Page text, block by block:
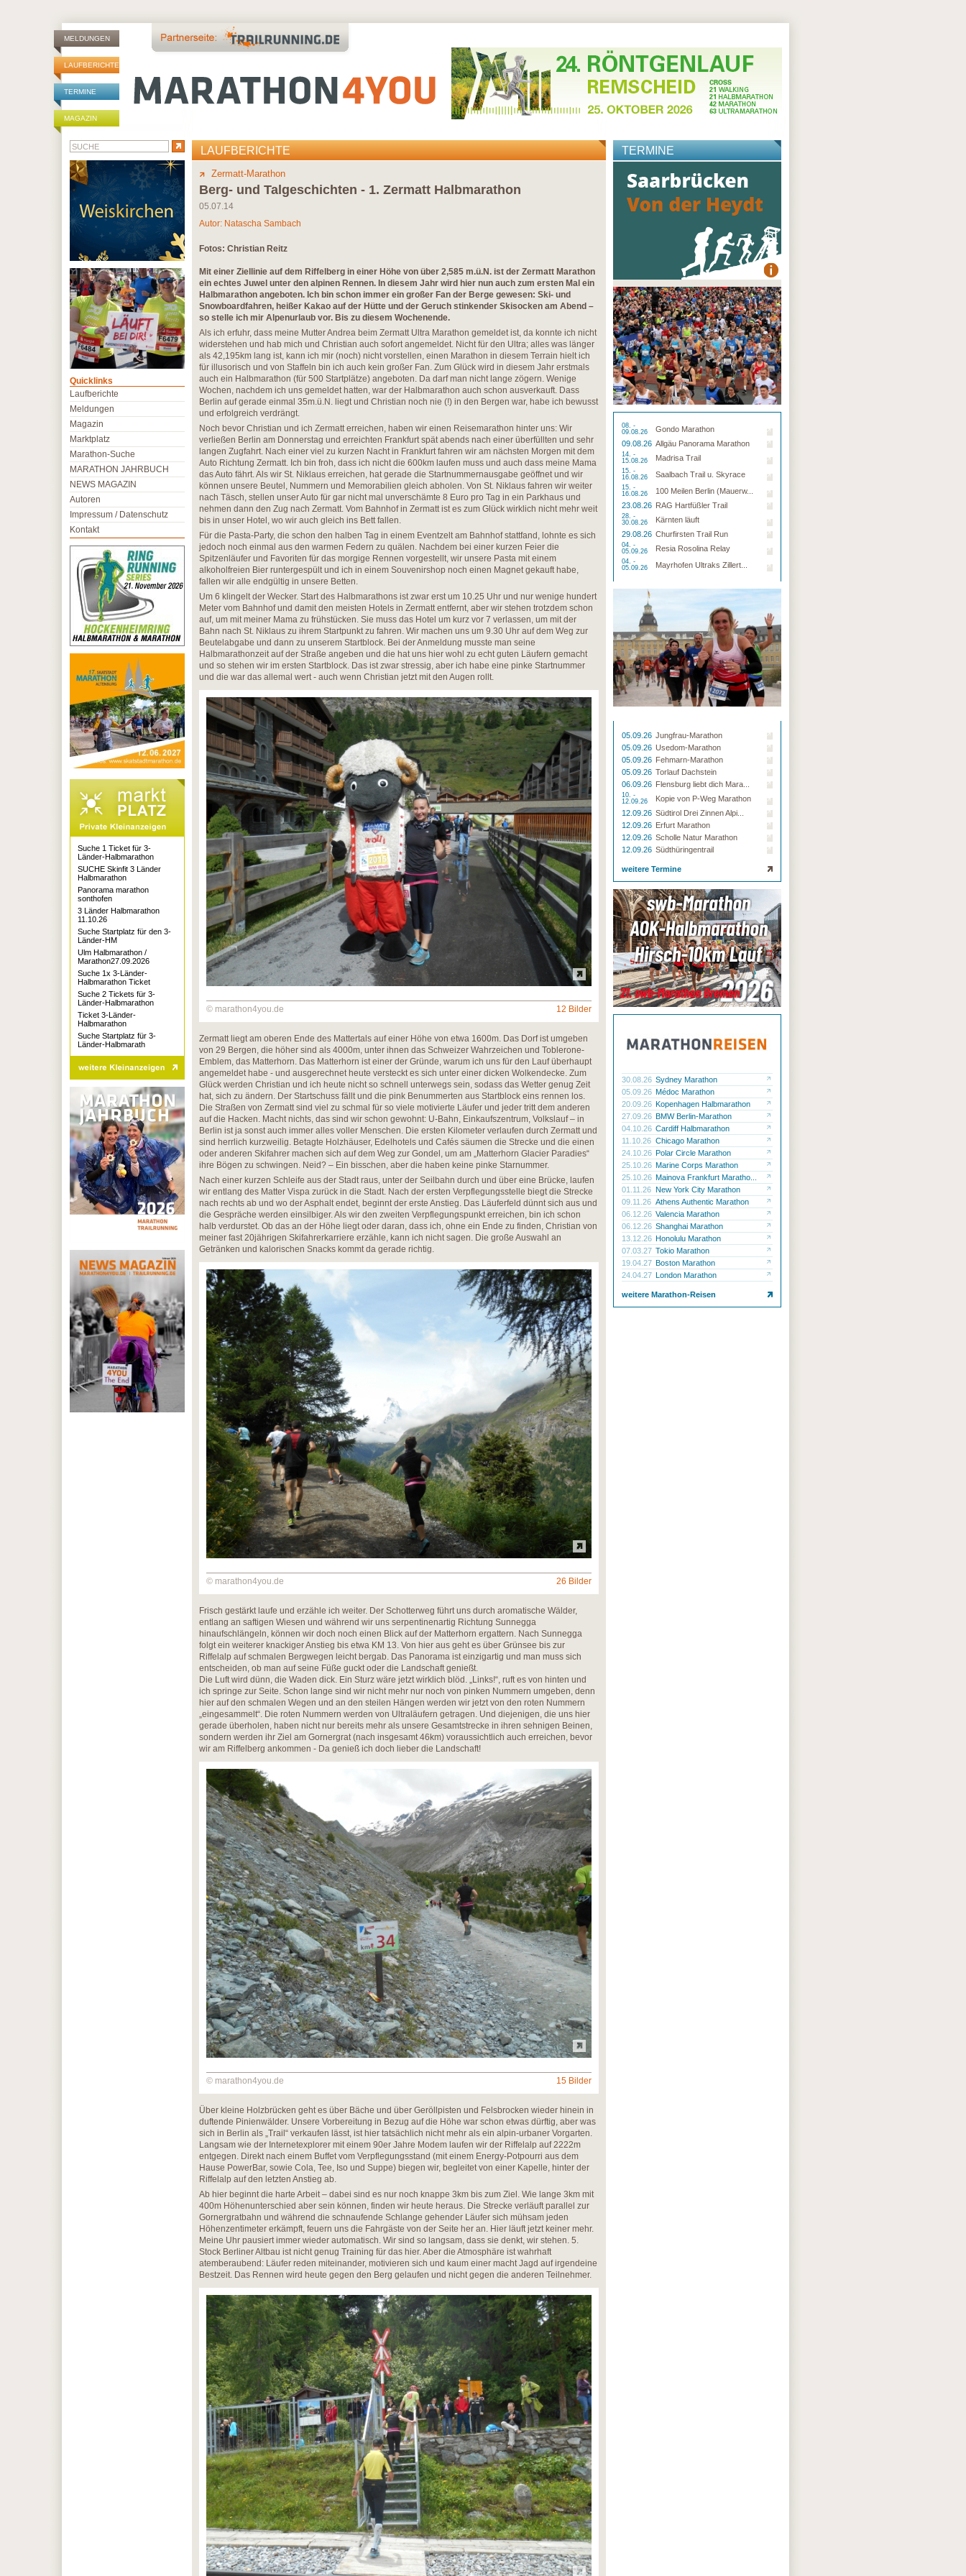
MELDUNGEN
LAUFBERICHTE
TERMINE
MAGAZIN
LAUFBERICHTE
Zermatt-Marathon
Berg- und Talgeschichten - 1. Zermatt Halbmarathon
05.07.14
Autor: Natascha Sambach
Fotos: Christian Reitz
Mit einer Ziellinie auf dem Riffelberg in einer Höhe von über 2,585 m.ü.N. ist der Zermatt Marathon
ein echtes Juwel unter den alpinen Rennen. In diesem Jahr wird hier nun auch zum ersten Mal ein
Halbmarathon angeboten. Ich bin schon immer ein großer Fan der Berge gewesen: Ski- und
Snowboardfahren, heißer Kakao auf der Hütte und der Geruch stinkender Skisocken am Abend –
so stelle ich mir Alpenurlaub vor. Bis zu diesem Wochenende.
Als ich erfuhr, dass meine Mutter Andrea beim Zermatt Ultra Marathon gemeldet ist, da konnte ich nicht
widerstehen und hab mich und Christian auch sofort angemeldet. Nicht für den Ultra; alles was länger
als 42,195km lang ist, kann ich mir (noch) nicht vorstellen, einen Marathon in diesem Terrain hielt ich
für illusorisch und von Staffeln bin ich auch kein großer Fan. Zum Glück wird in diesem Jahr erstmals
auch ein Halbmarathon (für 500 Startplätze) angeboten. Da darf man nicht lange zögern. Wenige
Wochen, nachdem ich uns gemeldet hatten, war der Halbmarathon auch schon ausverkauft. Dass
Berlin auf gerade einmal 35m.ü.N. liegt und Christian noch nie (!) in den Bergen war, habe ich bewusst
und erfolgreich verdrängt.
Noch bevor Christian und ich Zermatt erreichen, haben wir einen Reisemarathon hinter uns: Wir
verließen Berlin am Donnerstag und erreichten Frankfurt spät abends nach einer überfüllten und sehr
langen Zugfahrt. Nach einer viel zu kurzen Nacht in Frankfurt fahren wir am nächsten Morgen mit dem
Auto Richtung Zermatt. Ich bin froh, dass ich nicht die 600km laufen muss und auch dass meine Mama
das Auto fährt. Als wir St. Niklaus erreichen, hat gerade die Startnummernausgabe geöffnet und wir
können unsere Beutel, Nummern und Memorabilien gleich abholen. Von St. Niklaus fahren wir weiter
nach Täsch, stellen unser Auto für gar nicht mal unverschämte 8 Euro pro Tag in ein Parkhaus und
nehmen dann den Zug nach Zermatt. Vom Bahnhof in Zermatt ist es zum Glück wirklich nicht mehr weit
bis in unser Hotel, wo wir auch gleich ins Bett fallen.
Für die Pasta-Party, die schon den halben Tag in einem Eventzelt am Bahnhof stattfand, lohnte es sich
jedoch noch einmal aus den warmen Federn zu quälen. Nachdem bei einer kurzen Feier die
Spitzenläufer und Favoriten für das morgige Rennen vorgestellt, wir unsere Pasta mit einem
alkoholfreien Bier runtergespült und ich in einem Souvenirshop noch einen Magnet gekauft habe,
fallen wir alle endgültig in unsere Betten.
Um 6 klingelt der Wecker. Start des Halbmarathons ist zwar erst um 10.25 Uhr und nur wenige hundert
Meter vom Bahnhof und damit den meisten Hotels in Zermatt entfernt, aber wir stehen trotzdem schon
auf, um mit meiner Mama zu frühstücken. Sie muss das Hotel um kurz vor 7 verlassen, um mit der
Bahn nach St. Niklaus zu ihrem Startpunkt zu fahren. Wir machen uns um 9.30 Uhr auf dem Weg zur
Beutelabgabe und dann zu unserem Startblock. Bei der Anmeldung musste man seine
Halbmarathonzeit auf der Straße angeben und die hat uns hier wohl zu echt guten Läufern gemacht
und so stehen wir im ersten Startblock. Das ist zwar stressig, aber ich habe eine pinke Startnummer
und die war das allemal wert - auch wenn Christian jetzt mit den Augen rollt.
© marathon4you.de 12 Bilder
Zermatt liegt am oberen Ende des Mattertals auf einer Höhe von etwa 1600m. Das Dorf ist umgeben
von 29 Bergen, die höher sind als 4000m, unter ihnen das Schweizer Wahrzeichen und Toblerone-
Emblem, das Matterhorn. Das Matterhorn ist einer der Gründe, warum ich uns für den Lauf überhaupt
angemeldet habe - und ausgerechnet heute versteckt es sich unter einer dicken Wolkendecke. Zum
Glück werden Christian und ich heute nicht so schnell unterwegs sein, sodass das Wetter genug Zeit
hat, sich zu ändern. Der Startschuss fällt und die pink Benummerten aus Startblock eins rennen los.
Die Straßen von Zermatt sind viel zu schmal für so viele motivierte Läufer und jeder tritt dem anderen
auf die Hacken. Macht nichts, das sind wir schon gewohnt: U-Bahn, Einkaufszentrum, Volkslauf – in
Berlin ist ja sonst auch immer alles voller Menschen. Die ersten Kilometer verlaufen durch Zermatt und
sind herrlich kurzweilig. Betagte Holzhäuser, Edelhotels und Cafés säumen die Strecke und die einen
oder anderen Skifahrer machen sich auf dem Weg zur Gondel, um am „Matterhorn Glacier Paradies“
ihre Bögen zu schwingen. Neid? – Ein bisschen, aber die haben keine pinke Starnummer.
Nach einer kurzen Schleife aus der Stadt raus, unter der Seilbahn durch und über eine Brücke, laufen
wir entlang des Matter Vispa zurück in die Stadt. Nach der ersten Verpflegungsstelle biegt die Strecke
nach rechts ab und wo der Asphalt endet, beginnt der erste Anstieg. Das Läuferfeld dünnt sich aus und
die Gespräche werden einsilbiger. Als wir den zweiten Verpflegungspunkt erreichen, bin ich schon
halb verdurstet. Ob das an der Höhe liegt oder daran, dass ich, ohne ein Ende zu finden, Christian von
meiner fast 20jährigen Skifahrerkarriere erzähle, kann ich nicht sagen. Die große Auswahl an
Getränken und kalorischen Snacks kommt da gerade richtig.
© marathon4you.de 26 Bilder
Frisch gestärkt laufe und erzähle ich weiter. Der Schotterweg führt uns durch aromatische Wälder,
entlang an saftigen Wiesen und während wir uns serpentinenartig Richtung Sunnegga
hinaufschlängeln, können wir doch noch einen Blick auf der Matterhorn ergattern. Nach Sunnegga
folgt ein weiterer knackiger Anstieg bis etwa KM 13. Von hier aus geht es über Grünsee bis zur
Riffelalp auf schmalen Bergwegen leicht bergab. Das Panorama ist einzigartig und man muss sich
entscheiden, ob man auf seine Füße guckt oder die Landschaft genießt.
Die Luft wird dünn, die Waden dick. Ein Sturz wäre jetzt wirklich blöd. „Links!“, ruft es von hinten und
ich springe zur Seite. Schon lange sind wir nicht mehr nur noch von pinken Nummern umgeben, denn
hier auf den schmalen Wegen und an den steilen Hängen werden wir jetzt von den roten Nummern
„eingesammelt“. Die roten Nummern werden von Ultraläufern getragen. Und diejenigen, die uns hier
gerade überholen, haben nicht nur bereits mehr als unsere Gesamtstrecke in ihren sehnigen Beinen,
sondern werden ihr Ziel am Gornergrat (nach insgesamt 46km) voraussichtlich auch erreichen, bevor
wir am Riffelberg ankommen - Da genieß ich doch lieber die Landschaft!
© marathon4you.de 15 Bilder
Über kleine Holzbrücken geht es über Bäche und über Geröllpisten und Felsbrocken wieder hinein in
duftende Pinienwälder. Unsere Vorbereitung in Bezug auf die Höhe war schon etwas dürftig, aber was
sich in Berlin als „Trail“ verkaufen lässt, ist hier tatsächlich nicht mehr als ein alpin-urbaner Vorgarten.
Langsam wie der Internetexplorer mit einem 90er Jahre Modem laufen wir der Riffelalp auf 2222m
entgegen. Direkt nach einem Buffet vom Verpflegungsstand (mit einem Energy-Potpourri aus dem
Hause PowerBar, sowie Cola, Tee, Iso und Suppe) biegen wir, begleitet von einer Kapelle, hinter der
Riffelalp auf den letzten Anstieg ab.
Ab hier beginnt die harte Arbeit – dabei sind es nur noch knappe 3km bis zum Ziel. Wie lange 3km mit
400m Höhenunterschied aber sein können, finden wir heute heraus. Die Strecke verläuft parallel zur
Gornergratbahn und während die schnaufende Schlange gehender Läufer sich mühsam jeden
Höhenzentimeter erkämpft, feuern uns die Fahrgäste von der Seite her an. Hier läuft jetzt keiner mehr.
Meine Uhr pausiert immer wieder automatisch. Wir sind so langsam, dass sie denkt, wir stehen. 5.
Stock Berliner Altbau ist nicht genug Training für das hier. Aber die Atmosphäre ist wahrhaft
atemberaubend: Läufer reden miteinander, motivieren sich und kaum einer macht Jagd auf irgendeine
Bestzeit. Das Rennen wird heute gegen den Berg gelaufen und nicht gegen die anderen Teilnehmer.
TERMINE
08. -
09.08.26
Gondo Marathon
09.08.26 Allgäu Panorama Marathon
14. -
15.08.26
Madrisa Trail
15. -
16.08.26
Saalbach Trail u. Skyrace
15. -
16.08.26
100 Meilen Berlin (Mauerw...
23.08.26 RAG Hartfüßler Trail
28. -
30.08.26
Kärnten läuft
29.08.26 Churfirsten Trail Run
04. -
05.09.26
Resia Rosolina Relay
04. -
05.09.26
Mayrhofen Ultraks Zillert...
05.09.26 Jungfrau-Marathon
05.09.26 Usedom-Marathon
05.09.26 Fehmarn-Marathon
05.09.26 Torlauf Dachstein
06.09.26 Flensburg liebt dich Mara...
10. -
12.09.26
Kopie von P-Weg Marathon
12.09.26 Südtirol Drei Zinnen Alpi...
12.09.26 Erfurt Marathon
12.09.26 Scholle Natur Marathon
12.09.26 Südthüringentrail
weitere Termine
30.08.26 Sydney Marathon
05.09.26 Médoc Marathon
20.09.26 Kopenhagen Halbmarathon
27.09.26 BMW Berlin-Marathon
04.10.26 Cardiff Halbmarathon
11.10.26 Chicago Marathon
24.10.26 Polar Circle Marathon
25.10.26 Marine Corps Marathon
25.10.26 Mainova Frankfurt Maratho...
01.11.26 New York City Marathon
09.11.26 Athens Authentic Marathon
06.12.26 Valencia Marathon
06.12.26 Shanghai Marathon
13.12.26 Honolulu Marathon
07.03.27 Tokio Marathon
19.04.27 Boston Marathon
24.04.27 London Marathon
weitere Marathon-Reisen
Quicklinks
Laufberichte
Meldungen
Magazin
Marktplatz
Marathon-Suche
MARATHON JAHRBUCH
NEWS MAGAZIN
Autoren
Impressum / Datenschutz
Kontakt
Suche 1 Ticket für 3-
Länder-Halbmarathon
SUCHE Skinfit 3 Länder
Halbmarathon
Panorama marathon
sonthofen
3 Länder Halbmarathon
11.10.26
Suche Startplatz für den 3-
Länder-HM
Ulm Halbmarathon /
Marathon27.09.2026
Suche 1x 3-Länder-
Halbmarathon Ticket
Suche 2 Tickets für 3-
Länder-Halbmarathon
Ticket 3-Länder-
Halbmarathon
Suche Startplatz für 3-
Länder-Halbmarath